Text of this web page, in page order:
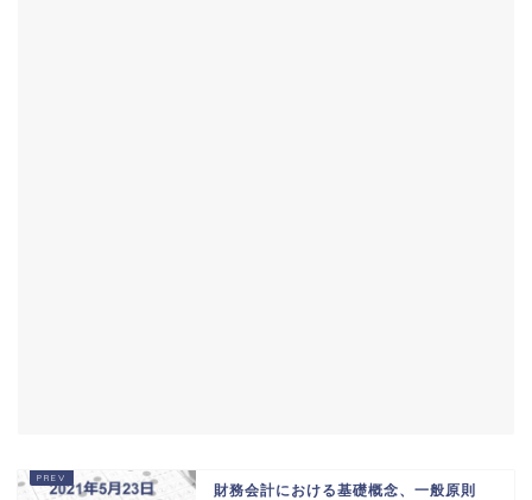
財務会計における基礎概念、一般原則